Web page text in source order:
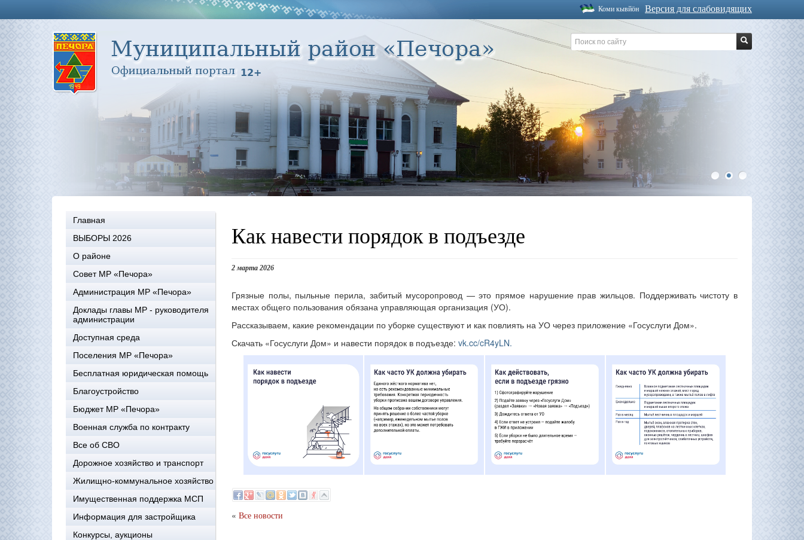
Версия для слабовидящих
Коми кывйöн
1 2 3
Главная
ВЫБОРЫ 2026
О районе
Совет МР «Печора»
Администрация МР «Печора»
Доклады главы МР - руководителя
администрации
Доступная среда
Поселения МР «Печора»
Бесплатная юридическая помощь
Благоустройство
Бюджет МР «Печора»
Военная служба по контракту
Все об СВО
Дорожное хозяйство и транспорт
Жилищно-коммунальное хозяйство
Имущественная поддержка МСП
Информация для застройщика
Конкурсы, аукционы
Как навести порядок в подъезде
2 марта 2026
Грязные полы, пыльные перила, забитый мусоропровод — это прямое нарушение прав жильцов. Поддерживать чистоту в
местах общего пользования обязана управляющая организация (УО).
Рассказываем, какие рекомендации по уборке существуют и как повлиять на УО через приложение «Госуслуги Дом».
Скачать «Госуслуги Дом» и навести порядок в подъезде: vk.cc/cR4yLN.
« Все новости